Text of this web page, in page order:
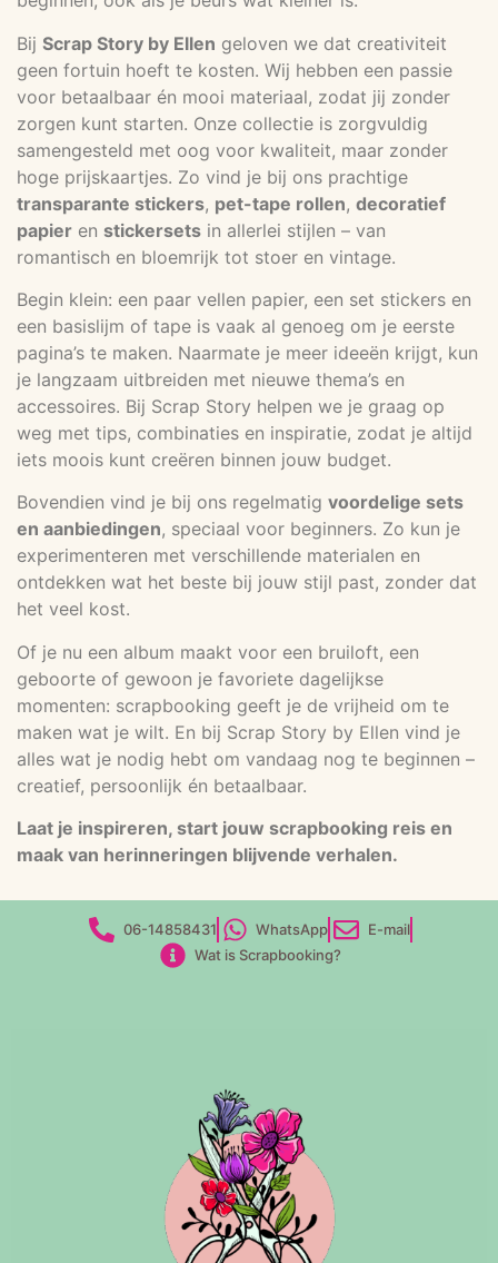
Bij Scrap Story by Ellen geloven we dat creativiteit
geen fortuin hoeft te kosten. Wij hebben een passie
voor betaalbaar én mooi materiaal, zodat jij zonder
zorgen kunt starten. Onze collectie is zorgvuldig
samengesteld met oog voor kwaliteit, maar zonder
hoge prijskaartjes. Zo vind je bij ons prachtige
transparante stickers, pet-tape rollen, decoratief
papier en stickersets in allerlei stijlen – van
romantisch en bloemrijk tot stoer en vintage.
Begin klein: een paar vellen papier, een set stickers en
een basislijm of tape is vaak al genoeg om je eerste
pagina’s te maken. Naarmate je meer ideeën krijgt, kun
je langzaam uitbreiden met nieuwe thema’s en
accessoires. Bij Scrap Story helpen we je graag op
weg met tips, combinaties en inspiratie, zodat je altijd
iets moois kunt creëren binnen jouw budget.
Bovendien vind je bij ons regelmatig voordelige sets
en aanbiedingen, speciaal voor beginners. Zo kun je
experimenteren met verschillende materialen en
ontdekken wat het beste bij jouw stijl past, zonder dat
het veel kost.
Of je nu een album maakt voor een bruiloft, een
geboorte of gewoon je favoriete dagelijkse
momenten: scrapbooking geeft je de vrijheid om te
maken wat je wilt. En bij Scrap Story by Ellen vind je
alles wat je nodig hebt om vandaag nog te beginnen –
creatief, persoonlijk én betaalbaar.
Laat je inspireren, start jouw scrapbooking reis en
maak van herinneringen blijvende verhalen.
06-14858431 WhatsApp
E-mail
Wat is Scrapbooking?